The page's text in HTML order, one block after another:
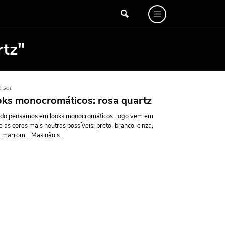
set
monocromáticos: rosa quartz
pensamos em looks monocromáticos, logo vem em
as cores mais neutras possíveis: preto, branco, cinza,
marrom… Mas não s...